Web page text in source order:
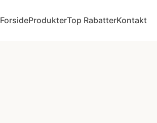
ForsideProdukterTop RabatterKontakt